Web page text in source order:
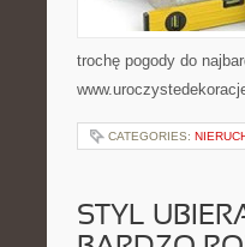
trochę pogody do
CATEGORIES:
STYL